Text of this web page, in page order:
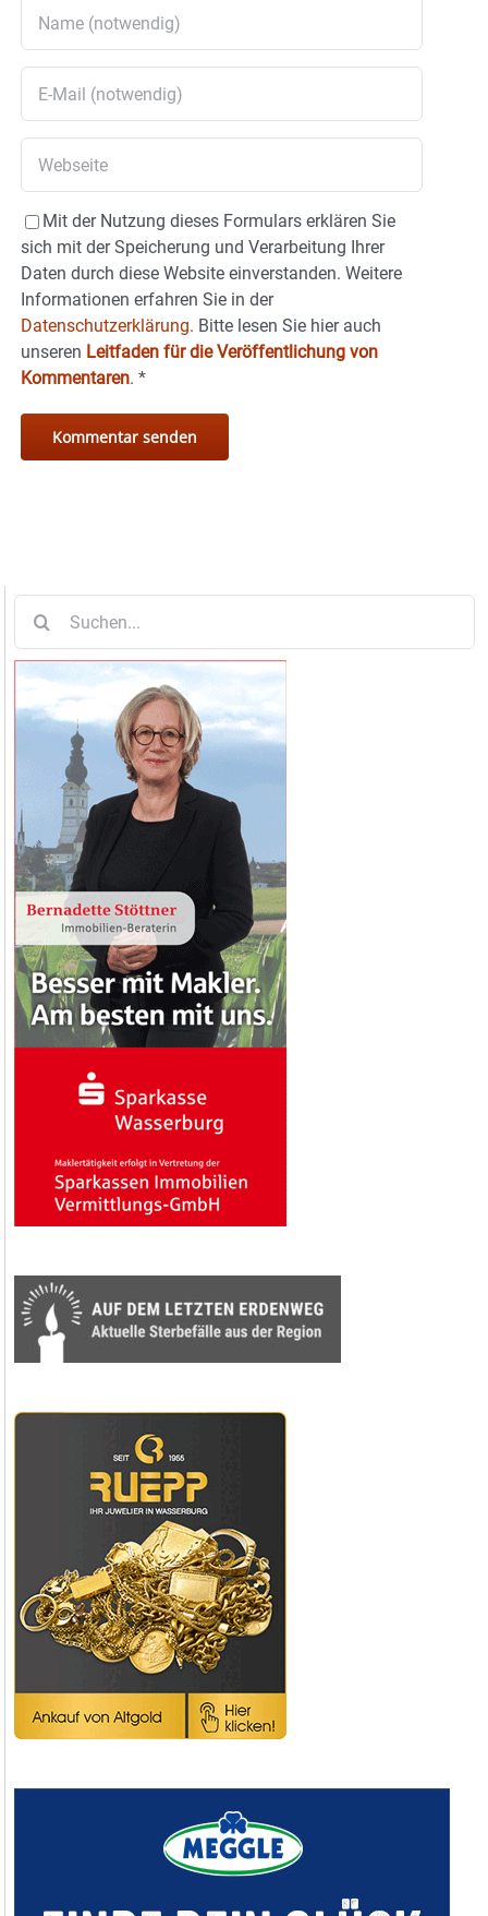
Mit der Nutzung dieses Formulars erklären Sie
sich mit der Speicherung und Verarbeitung Ihrer
Daten durch diese Website einverstanden. Weitere
Informationen erfahren Sie in der
Datenschutzerklärung. Bitte lesen Sie hier auch
unseren Leitfaden für die Veröffentlichung von
Kommentaren. *
nach: